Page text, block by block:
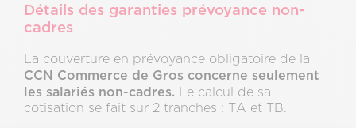
Détails des garanties prévoyance non-
cadres
La couverture en prévoyance obligatoire de la
CCN Commerce de Gros concerne seulement
les salariés non-cadres. Le calcul de sa
cotisation se fait sur 2 tranches : TA et TB.